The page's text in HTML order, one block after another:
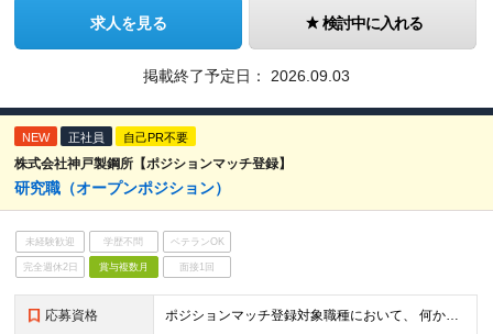
求人を見る 検討中に入れる
掲載終了予定日： 2026.09.03
NEW 正社員 自己PR不要
株式会社神戸製鋼所【ポジションマッチ登録】
研究職（オープンポジション）
未経験歓迎 学歴不問 ベテランOK
完全週休2日 賞与複数月 面接1回
応募資格 ポジションマッチ登録対象職種において、 何かしらの知識・経験を有する方 【活かせる経験・スキル】 ・機械/材料/制御/化学/化学工学/電気・電子/情報/物理のいずれかに専門性をお持ちの方 ＜求め